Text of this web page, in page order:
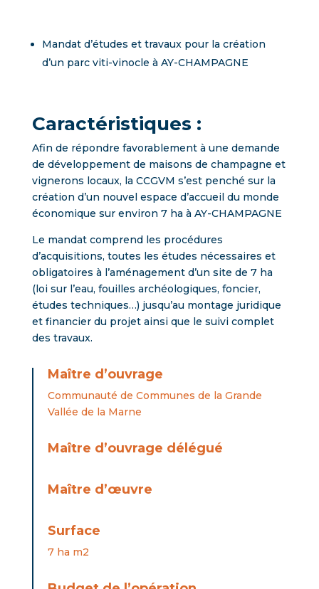
Mandat d’études et travaux pour la création
d’un parc viti-vinocle à AY-CHAMPAGNE
Caractéristiques :
Afin de répondre favorablement à une demande
de développement de maisons de champagne et
vignerons locaux, la CCGVM s’est penché sur la
création d’un nouvel espace d’accueil du monde
économique sur environ 7 ha à AY-CHAMPAGNE
Le mandat comprend les procédures
d’acquisitions, toutes les études nécessaires et
obligatoires à l’aménagement d’un site de 7 ha
(loi sur l’eau, fouilles archéologiques, foncier,
études techniques…) jusqu’au montage juridique
et financier du projet ainsi que le suivi complet
des travaux.
Maître d’ouvrage
Communauté de Communes de la Grande
Vallée de la Marne
Maître d’ouvrage délégué
Maître d’œuvre
Surface
7 ha m2